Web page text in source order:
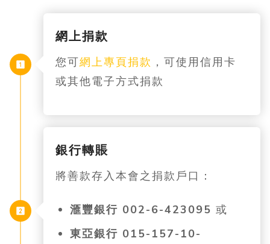
網上捐款
您可網上專頁捐款 ，可使用信用卡
或其他電子方式捐款
銀行轉賬
將善款存入本會之捐款戶口：
滙豐銀行 002-6-423095 或
東亞銀行 015-157-10-